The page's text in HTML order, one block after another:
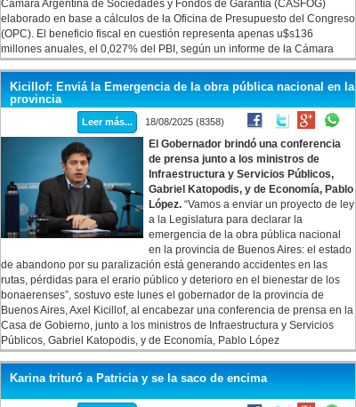
Cámara Argentina de Sociedades y Fondos de Garantía (CASFOG)
elaborado en base a cálculos de la Oficina de Presupuesto del Congreso
(OPC). El beneficio fiscal en cuestión representa apenas u$s136
millones anuales, el 0,027% del PBI, según un informe de la Cámara
Argentina de Sociedades y Fondos de Garantía (CASFOG) elaborado en
base a cálculos de la Oficina de Presupuesto del Congreso (OPC).
Kicillof: Enviá la Emergencia de la obra pública nacional en la
provincia
Leer más... 18/08/2025 (8358)
El Gobernador brindó una conferencia
de prensa junto a los ministros de
Infraestructura y Servicios Públicos,
Gabriel Katopodis, y de Economía, Pablo
López. “Vamos a enviar un proyecto de ley
a la Legislatura para declarar la
emergencia de la obra pública nacional
en la provincia de Buenos Aires: el estado
de abandono por su paralización está generando accidentes en las
rutas, pérdidas para el erario público y deterioro en el bienestar de los
bonaerenses”, sostuvo este lunes el gobernador de la provincia de
Buenos Aires, Axel Kicillof, al encabezar una conferencia de prensa en la
Casa de Gobierno, junto a los ministros de Infraestructura y Servicios
Públicos, Gabriel Katopodis, y de Economía, Pablo López
Karina trituró a Patricia y se la saco de encima